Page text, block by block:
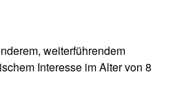
weiterführendem
Interesse im Alter von 8